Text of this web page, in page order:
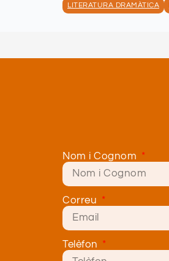
LITERATURA DRAMÀTICA
Nom i Cognom
Correu
Telèfon